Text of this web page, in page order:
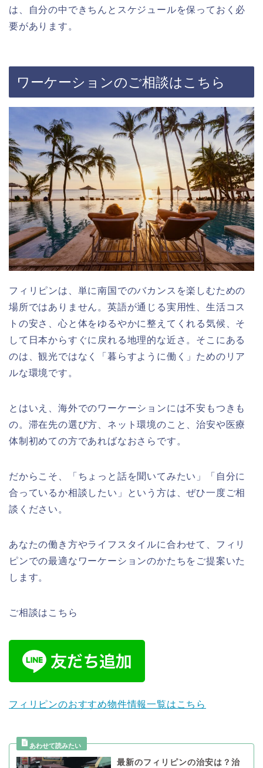
は、自分の中できちんとスケジュールを保っておく必
要があります。
ワーケーションのご相談はこちら
フィリピンは、単に南国でのバカンスを楽しむための
場所ではありません。英語が通じる実用性、生活コス
トの安さ、心と体をゆるやかに整えてくれる気候、そ
して日本からすぐに戻れる地理的な近さ。そこにある
のは、観光ではなく「暮らすように働く」ためのリア
ルな環境です。
とはいえ、海外でのワーケーションには不安もつきも
の。滞在先の選び方、ネット環境のこと、治安や医療
体制初めての方であればなおさらです。
だからこそ、「ちょっと話を聞いてみたい」「自分に
合っているか相談したい」という方は、ぜひ一度ご相
談ください。
あなたの働き方やライフスタイルに合わせて、フィリ
ピンでの最適なワーケーションのかたちをご提案いた
します。
ご相談はこちら
フィリピンのおすすめ物件情報一覧はこちら
最新のフィリピンの治安は？治